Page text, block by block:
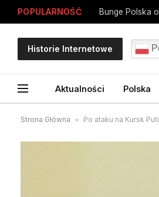
POPULARNOŚĆ
Historie Internetowe
Aktualności Polska
Strona Główna » Po ataku na Kursk